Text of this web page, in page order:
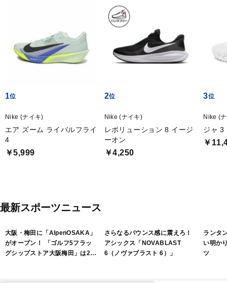
1
Nike (ナイキ)
エア ズーム ライバルフライ
4
￥5,999
2
Nike (ナイキ)
レボリューション 8 イージ
ーオン
￥4,250
3
Nike (
ジャ 3
￥
最新スポーツニュース
大阪・梅田に「AlpenOSAKA」
がオープン！ 「ゴルフ5フラッ
グシップストア大阪梅田」は2フ
さらなるバウンス感に震えろ！
アシックス「NOVABLAST
6（ノヴァブラスト 6）」
ランタ
い明か
ツ